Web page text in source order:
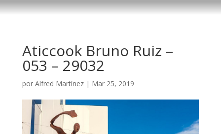
Aticcook Bruno Ruiz –
053 – 29032
por Alfred Martínez| Mar 25, 2019